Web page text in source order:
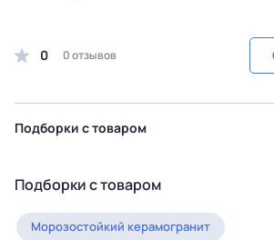
0 0 отзывов
Подборки с товаром
Подборки с товаром
Морозостойкий керамогранит